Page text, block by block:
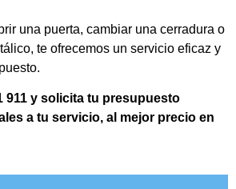
una puerta, cambiar una cerradura o
te ofrecemos un servicio eficaz y
911 y solicita tu presupuesto
a tu servicio, al mejor precio en